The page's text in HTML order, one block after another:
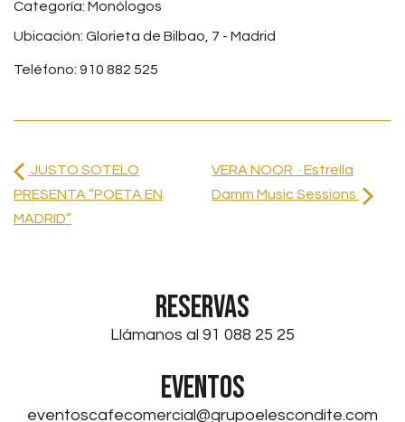
Categoría: Monólogos
Ubicación: Glorieta de Bilbao, 7 - Madrid
Teléfono: 910 882 525
JUSTO SOTELO
PRESENTA “POETA EN
MADRID”
VERA NOOR · Estrella
Damm Music Sessions
RESERVAS
Llámanos al 91 088 25 25
EVENTOS
eventoscafecomercial@grupoelescondite.com